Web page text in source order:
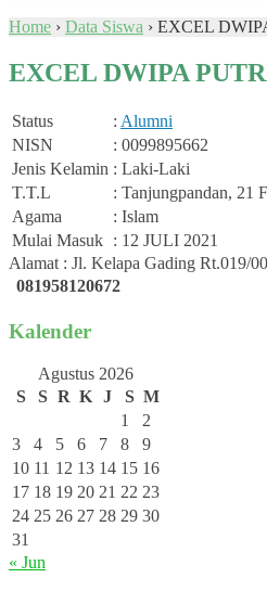
Home › Data Siswa › EXCEL
EXCEL DWIPA
Status : Alumni
NISN
: 0099895662
Jenis Kelamin : Laki-Laki
T.T.L
: Tanjungpandan, 21
Agama
: Islam
Mulai Masuk : 12 JULI 2021
Alamat : Jl. Kelapa Gading Rt.019/
081958120672
Kalender
Agustus 2026
S
S R K J S M
1
2
3
4 5 6 7 8
9
10 11 12 13 14 15 16
17 18 19 20 21 22 23
24 25 26 27 28 29 30
31
« Jun